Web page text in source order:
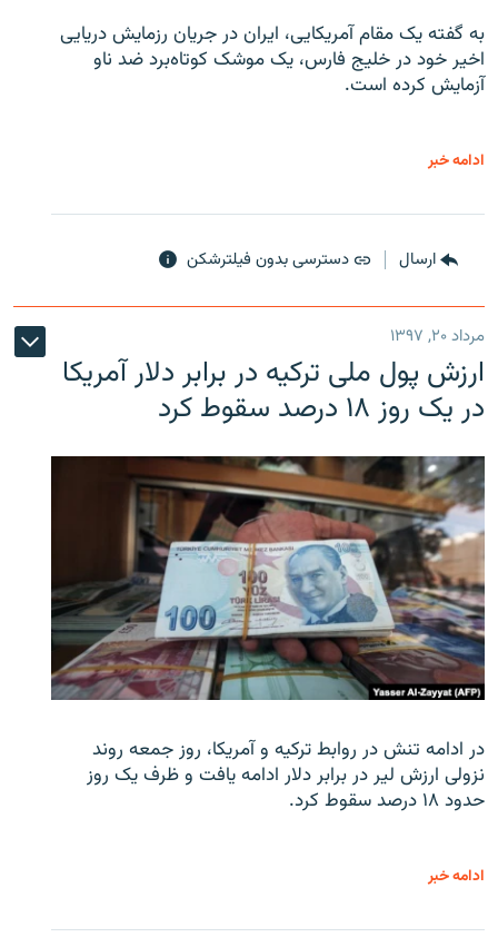
به گفته یک مقام آمریکایی، ایران در جریان رزمایش دریایی
اخیر خود در خلیج فارس، یک موشک کوتاه‌برد ضد ناو
آزمایش کرده است.
ادامه خبر
ارسال دسترسی بدون فیلترشکن
مرداد ۲۰, ۱۳۹۷
ارزش پول ملی ترکیه در برابر دلار آمریکا
در یک روز ۱۸ درصد سقوط کرد
در ادامه تنش در روابط ترکیه و آمریکا، روز جمعه روند
نزولی ارزش لیر در برابر دلار ادامه یافت و ظرف یک روز
حدود ۱۸ درصد سقوط کرد.
ادامه خبر